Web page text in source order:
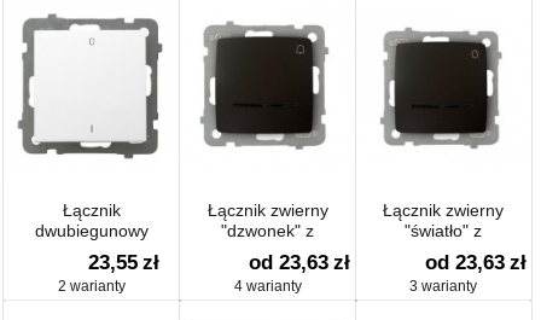
Łącznik
dwubiegunowy
23,55 zł
2 warianty
Łącznik zwierny
"dzwonek" z
podświetleniem
od 23,63 zł
4 warianty
Łącznik zwierny
"światło" z
podświetlem
od 23,63 zł
3 warianty